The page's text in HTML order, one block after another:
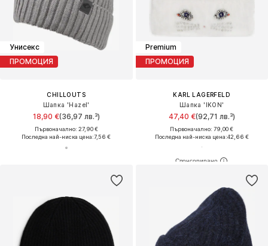
Унисекс
ПРОМОЦИЯ
CHILLOUTS
Шапка 'Hazel'
18,90 €(36,97 лв.³)
Първоначално: 27,90 €
Последна най-ниска цена:7,56 €
Premium
ПРОМОЦИЯ
KARL LAGERFELD
Шапка 'IKON'
47,40 €(92,71 лв.³)
Първоначално: 79,00 €
Последна най-ниска цена:42,66 €